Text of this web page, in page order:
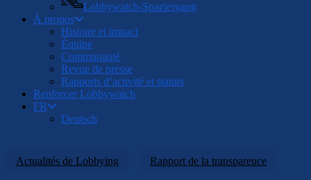
Lobbywatch-Spaziergang
À propos
Histoire et impact
Équipe
Communauté
Revue de presse
Rapports d’activité et statuts
Renforcer Lobbywatch
FR
Deutsch
Actualités de Lobbying Rapport de la transparence